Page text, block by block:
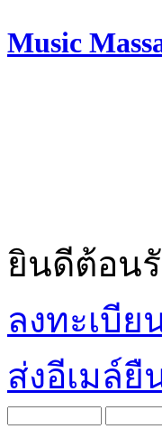
Music
ยินดีต้อน
ลงทะเบีย
ส่งอีเมล์ยื